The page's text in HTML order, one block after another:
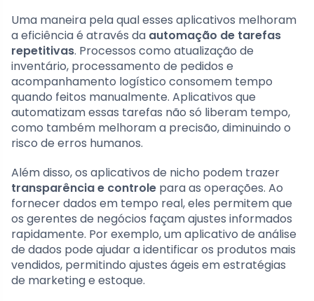
Uma maneira pela qual esses aplicativos melhoram
a eficiência é através da automação de tarefas
repetitivas. Processos como atualização de
inventário, processamento de pedidos e
acompanhamento logístico consomem tempo
quando feitos manualmente. Aplicativos que
automatizam essas tarefas não só liberam tempo,
como também melhoram a precisão, diminuindo o
risco de erros humanos.
Além disso, os aplicativos de nicho podem trazer
transparência e controle para as operações. Ao
fornecer dados em tempo real, eles permitem que
os gerentes de negócios façam ajustes informados
rapidamente. Por exemplo, um aplicativo de análise
de dados pode ajudar a identificar os produtos mais
vendidos, permitindo ajustes ágeis em estratégias
de marketing e estoque.